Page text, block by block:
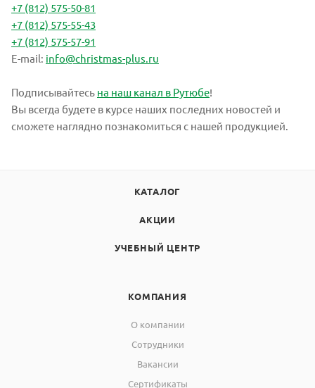
+7 (812) 575-50-81
+7 (812) 575-55-43
+7 (812) 575-57-91
E-mail: info@christmas-plus.ru
Подписывайтесь на наш канал в Рутюбе!
Вы всегда будете в курсе наших последних новостей и
сможете наглядно познакомиться с нашей продукцией.
КАТАЛОГ
АКЦИИ
УЧЕБНЫЙ ЦЕНТР
КОМПАНИЯ
О компании
Сотрудники
Вакансии
Сертификаты